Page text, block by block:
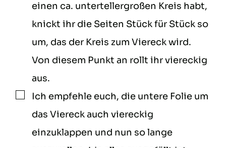
einen ca. untertellergroßen Kreis habt,
knickt ihr die Seiten Stück für Stück so
um, das der Kreis zum Viereck wird.
Von diesem Punkt an rollt ihr viereckig
aus.
▢Ich empfehle euch, die untere Folie um
das Viereck auch viereckig
einzuklappen und nun so lange